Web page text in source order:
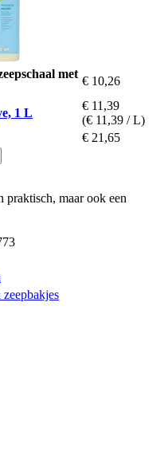
met
€ 10,26
1 L
€ 11,39
(€ 11,39 / L)
€ 21,65
praktisch, maar ook een